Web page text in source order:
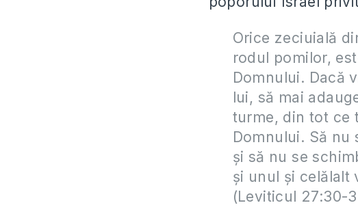
Orice zeciuială
rodul pomilor,
Domnului. Dacă
lui, să mai
turme, din tot ce
Domnului. Să
şi să nu se
şi unul şi celălalt
(Leviticul 27:30-